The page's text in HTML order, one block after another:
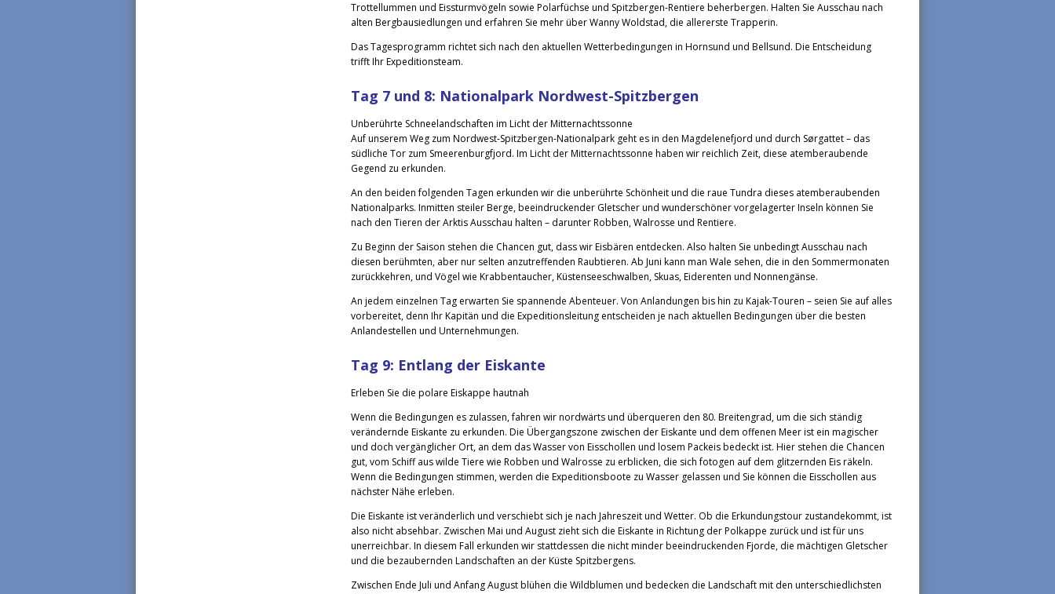
Trottellummen und Eissturmvögeln sowie Polarfüchse und Spitzbergen-Rentiere beherbergen. Halten Sie Ausschau nach
alten Bergbausiedlungen und erfahren Sie mehr über Wanny Woldstad, die allererste Trapperin.
Das Tagesprogramm richtet sich nach den aktuellen Wetterbedingungen in Hornsund und Bellsund. Die Entscheidung
trifft Ihr Expeditionsteam.
Tag 7 und 8: Nationalpark Nordwest-Spitzbergen
Unberührte Schneelandschaften im Licht der Mitternachtssonne
Auf unserem Weg zum Nordwest-Spitzbergen-Nationalpark geht es in den Magdelenefjord und durch Sørgattet – das
südliche Tor zum Smeerenburgfjord. Im Licht der Mitternachtssonne haben wir reichlich Zeit, diese atemberaubende
Gegend zu erkunden.
An den beiden folgenden Tagen erkunden wir die unberührte Schönheit und die raue Tundra dieses atemberaubenden
Nationalparks. Inmitten steiler Berge, beeindruckender Gletscher und wunderschöner vorgelagerter Inseln können Sie
nach den Tieren der Arktis Ausschau halten – darunter Robben, Walrosse und Rentiere.
Zu Beginn der Saison stehen die Chancen gut, dass wir Eisbären entdecken. Also halten Sie unbedingt Ausschau nach
diesen berühmten, aber nur selten anzutreffenden Raubtieren. Ab Juni kann man Wale sehen, die in den Sommermonaten
zurückkehren, und Vögel wie Krabbentaucher, Küstenseeschwalben, Skuas, Eiderenten und Nonnengänse.
An jedem einzelnen Tag erwarten Sie spannende Abenteuer. Von Anlandungen bis hin zu Kajak-Touren – seien Sie auf alles
vorbereitet, denn Ihr Kapitän und die Expeditionsleitung entscheiden je nach aktuellen Bedingungen über die besten
Anlandestellen und Unternehmungen.
Tag 9: Entlang der Eiskante
Erleben Sie die polare Eiskappe hautnah
Wenn die Bedingungen es zulassen, fahren wir nordwärts und überqueren den 80. Breitengrad, um die sich ständig
verändernde Eiskante zu erkunden. Die Übergangszone zwischen der Eiskante und dem offenen Meer ist ein magischer
und doch vergänglicher Ort, an dem das Wasser von Eisschollen und losem Packeis bedeckt ist. Hier stehen die Chancen
gut, vom Schiff aus wilde Tiere wie Robben und Walrosse zu erblicken, die sich fotogen auf dem glitzernden Eis räkeln.
Wenn die Bedingungen stimmen, werden die Expeditionsboote zu Wasser gelassen und Sie können die Eisschollen aus
nächster Nähe erleben.
Die Eiskante ist veränderlich und verschiebt sich je nach Jahreszeit und Wetter. Ob die Erkundungstour zustandekommt, ist
also nicht absehbar. Zwischen Mai und August zieht sich die Eiskante in Richtung der Polkappe zurück und ist für uns
unerreichbar. In diesem Fall erkunden wir stattdessen die nicht minder beeindruckenden Fjorde, die mächtigen Gletscher
und die bezaubernden Landschaften an der Küste Spitzbergens.
Zwischen Ende Juli und Anfang August blühen die Wildblumen und bedecken die Landschaft mit den unterschiedlichsten